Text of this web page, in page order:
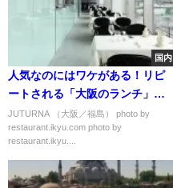
国内
人気なのにはワケがある！リピ
ートされる「大阪のランチ」お
すすめ５選
JUTURNA （大阪／福島） photo by
restaurant.ikyu.com photo by
restaurant.ikyu....